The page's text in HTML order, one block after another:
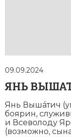
Империи
Историческая
История
История
09.09.2024
ЯНЬ
Янь Вышáтич
боярин,
и Всеволоду
(возможно, сына